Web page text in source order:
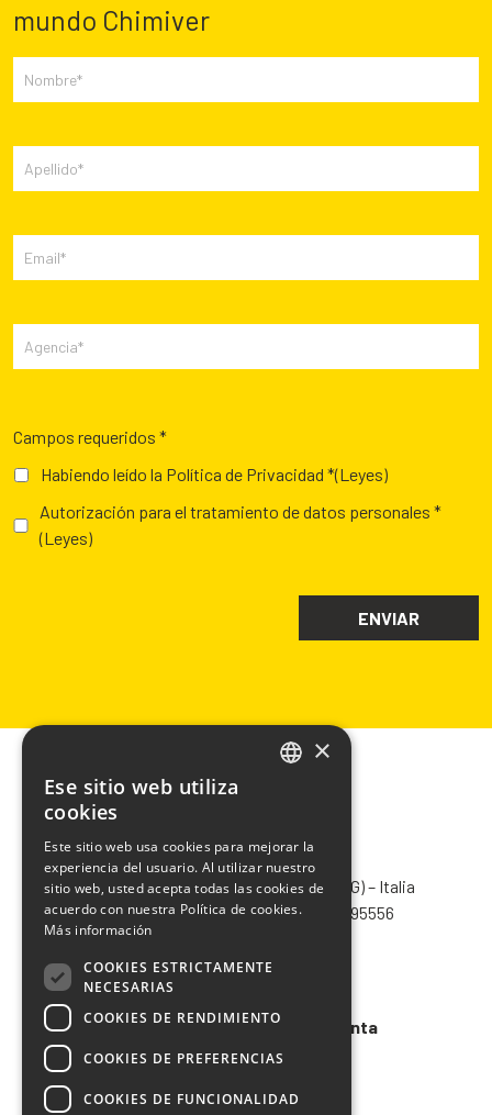
mundo Chimiver
Campos requeridos *
Habiendo leído la Política de Privacidad *(Leyes)
Autorización para el tratamiento de datos personales *
(Leyes)
CHIMIVER PANSERI S.p.A.
Via Bergamo, 1401 – 24030 Pontida (BG) – Italia
Tel. +39 035 795031– Fax +39 035 795556
Condiciones generales de venta
Codigo etico
FRENCH
SPANISH
×
Ese sitio web utiliza
cookies
Este sitio web usa cookies para mejorar la
experiencia del usuario. Al utilizar nuestro
sitio web, usted acepta todas las cookies de
acuerdo con nuestra Política de cookies.
Más información
COOKIES ESTRICTAMENTE
NECESARIAS
COOKIES DE RENDIMIENTO
COOKIES DE PREFERENCIAS
COOKIES DE FUNCIONALIDAD